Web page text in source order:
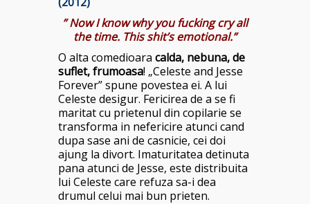
” Now I know why you fucking cry all
the time. This shit’s emotional.”
O alta comedioara calda, nebuna, de
suflet, frumoasa! „Celeste and Jesse
Forever” spune povestea ei. A lui
Celeste desigur. Fericirea de a se fi
maritat cu prietenul din copilarie se
transforma in nefericire atunci cand
dupa sase ani de casnicie, cei doi
ajung la divort. Imaturitatea detinuta
pana atunci de Jesse, este distribuita
lui Celeste care refuza sa-i dea
drumul celui mai bun prieten.